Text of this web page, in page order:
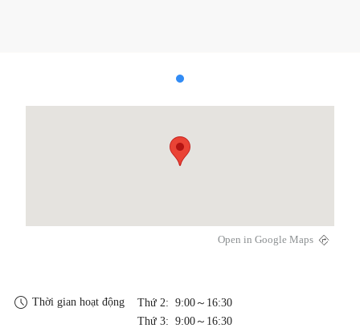
Open in Google Maps
Thời gian hoạt động
Thứ 2: 9:00～16:30
Thứ 3: 9:00～16:30